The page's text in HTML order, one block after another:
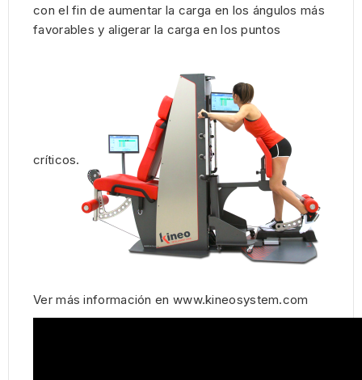
con el fin de aumentar la carga en los ángulos más
favorables y aligerar la carga en los puntos
críticos.
Ver más información en www.kineosystem.com